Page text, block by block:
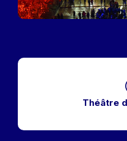
Théâtre